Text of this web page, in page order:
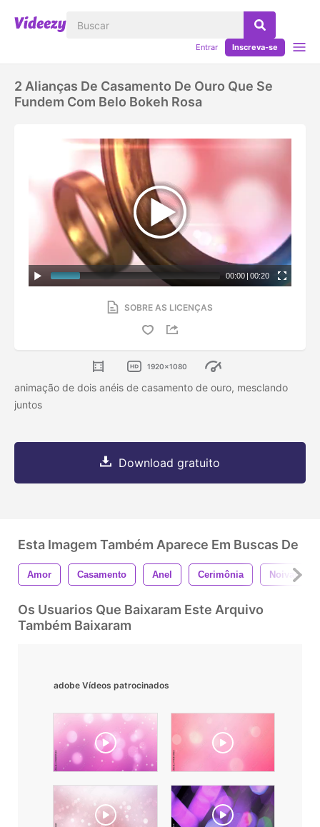
Entrar Inscreva-se
2 Alianças De Casamento De Ouro Que Se
Fundem Com Belo Bokeh Rosa
00:00 | 00:20
SOBRE AS LICENÇAS
1920x1080
animação de dois anéis de casamento de ouro, mesclando
juntos
Download gratuito
Esta Imagem Também Aparece Em Buscas De
Amor Casamento Anel Cerimônia Noivado
Os Usuarios Que Baixaram Este Arquivo
Também Baixaram
adobe Vídeos patrocinados